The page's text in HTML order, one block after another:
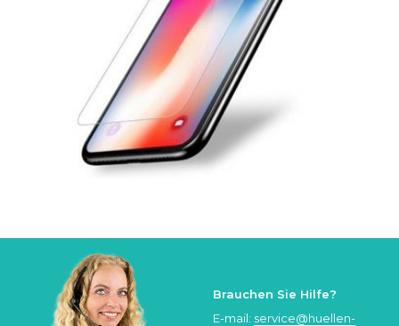
Brauchen Sie Hilfe?
E-mail: service@huellen-